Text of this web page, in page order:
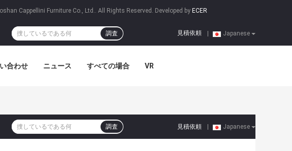
Cappellini Furniture Co., Ltd.. All Rights Reserved. Developed by ECER
Japanese
見積依頼
調査
合わせ ニュース すべての場合 VR
Japanese
見積依頼
調査